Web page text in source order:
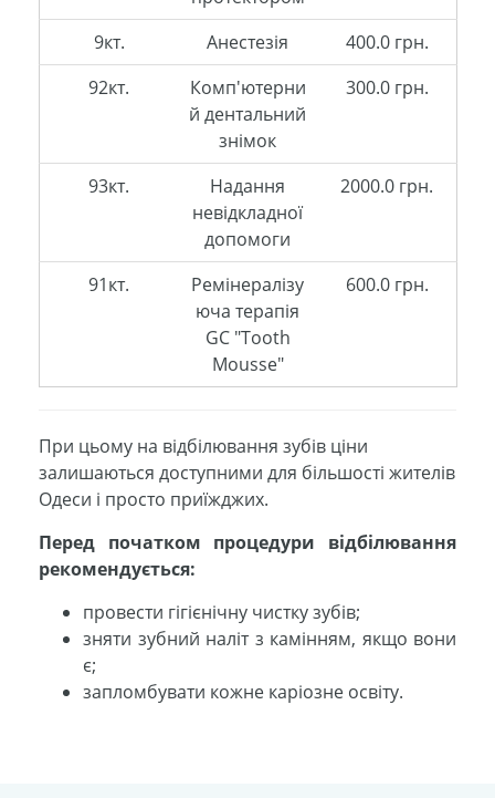
9кт. Анестезія
400.0 грн.
92кт.
Комп'ютерни
й дентальний
знімок
300.0 грн.
93кт.
Надання
невідкладної
допомоги
2000.0 грн.
91кт.
Ремінералізу
юча терапія
GC "Tooth
Mousse"
600.0 грн.
При цьому на відбілювання зубів ціни
залишаються доступними для більшості жителів
Одеси і просто приїжджих.
Перед початком процедури відбілювання
рекомендується:
провести гігієнічну чистку зубів;
зняти зубний наліт з камінням, якщо вони
є;
запломбувати кожне каріозне освіту.